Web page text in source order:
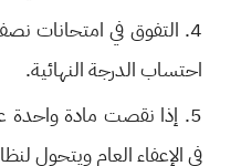
التفوق في امتحانات
احتساب الدرجة النهائية.
في الإعفاء العام ويتحول